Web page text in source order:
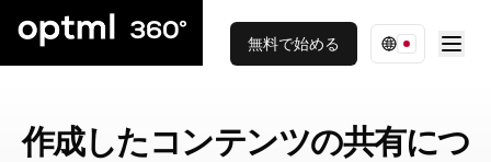
無料で始める
作成したコンテンツの共有につ